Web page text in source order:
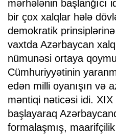
mərhələnin başlanğıcı
bir çox xalqlar hələ
demokratik
vaxtda Azərbaycan
nümunəsi ortaya
Cümhuriyyətinin
edən milli oyanışın və
məntiqi nəticəsi idi. XIX
başlayaraq
formalaşmış,